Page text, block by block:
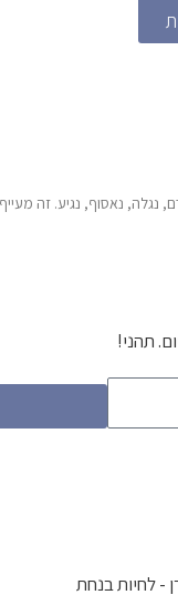
נגלה, נאסוף, נגיע. זה
תהני!
- לחיות בנחת